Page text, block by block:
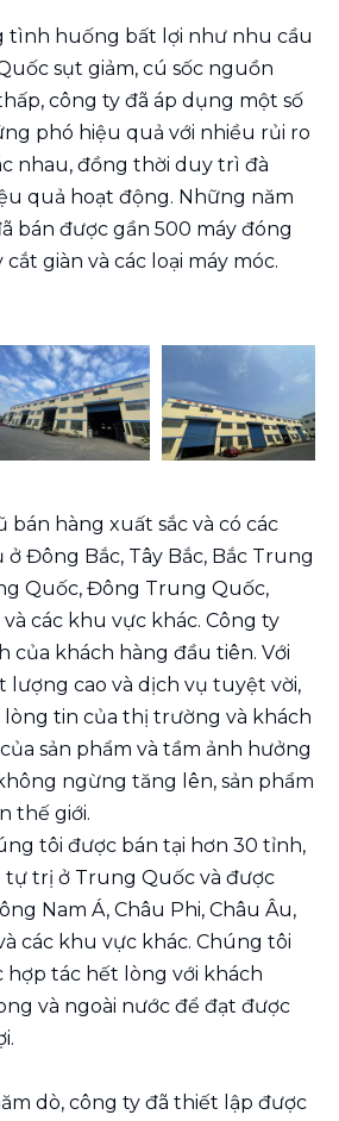
tình huống bất lợi như nhu cầu
sụt giảm, cú sốc nguồn
công ty đã áp dụng một số
phó hiệu quả với nhiều rủi ro
nhau, đồng thời duy trì đà
quả hoạt động. Những năm
bán được gần 500 máy đóng
giàn và các loại máy móc.
bán hàng xuất sắc và có các
Đông Bắc, Tây Bắc, Bắc Trung
Quốc, Đông Trung Quốc,
các khu vực khác. Công ty
của khách hàng đầu tiên. Với
lượng cao và dịch vụ tuyệt vời,
lòng tin của thị trường và khách
sản phẩm và tầm ảnh hưởng
ngừng tăng lên, sản phẩm
thế giới.
tôi được bán tại hơn 30 tỉnh,
trị ở Trung Quốc và được
Nam Á, Châu Phi, Châu Âu,
các khu vực khác. Chúng tôi
tác hết lòng với khách
và ngoài nước để đạt được
dò, công ty đã thiết lập được